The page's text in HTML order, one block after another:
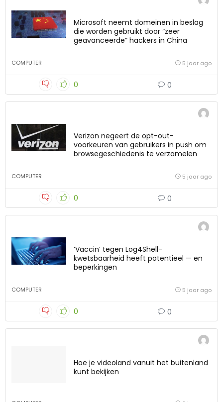
Microsoft neemt domeinen in beslag
die worden gebruikt door “zeer
geavanceerde” hackers in China
COMPUTER 5 jaar ago
0 0
Verizon negeert de opt-out-
voorkeuren van gebruikers in push om
browsegeschiedenis te verzamelen
COMPUTER 5 jaar ago
0 0
‘Vaccin’ tegen Log4Shell-
kwetsbaarheid heeft potentieel — en
beperkingen
COMPUTER 5 jaar ago
0 0
Hoe je videoland vanuit het buitenland
kunt bekijken